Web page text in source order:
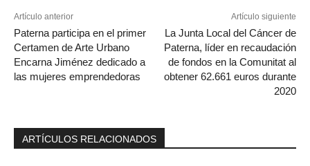
Artículo anterior
Paterna participa en el primer
Certamen de Arte Urbano
Encarna Jiménez dedicado a
las mujeres emprendedoras
Artículo siguiente
La Junta Local del Cáncer de
Paterna, líder en recaudación
de fondos en la Comunitat al
obtener 62.661 euros durante
2020
ARTÍCULOS RELACIONADOS